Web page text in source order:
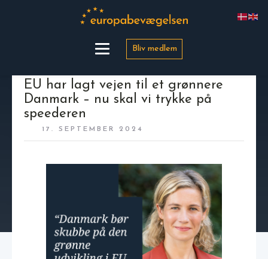
Bliv medlem
EU har lagt vejen til et grønnere
Danmark – nu skal vi trykke på
speederen
17. SEPTEMBER 2024